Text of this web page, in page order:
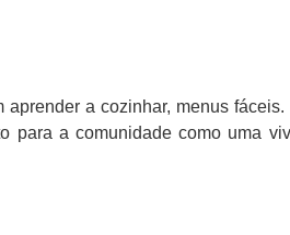
a cozinhar, menus
para a comunidade como uma